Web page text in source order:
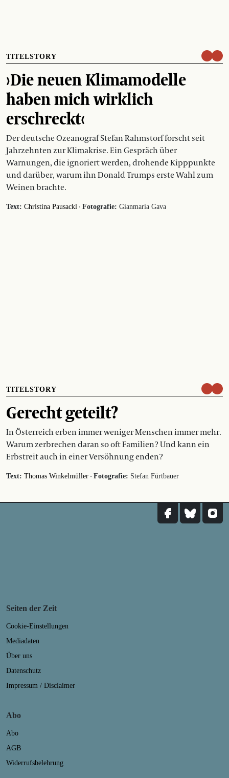
TITELSTORY
›Die neuen Klimamodelle
haben mich wirklich
erschreckt‹
Der deutsche Ozeanograf Stefan Rahmstorf forscht seit
Jahrzehnten zur Klimakrise. Ein Gespräch über
Warnungen, die ignoriert werden, drohende Kipppunkte
und darüber, warum ihn Donald Trumps erste Wahl zum
Weinen brachte.
Text: Christina Pausackl · Fotografie: Gianmaria Gava
TITELSTORY
Gerecht geteilt?
In Österreich erben immer weniger Menschen immer mehr.
Warum zerbrechen daran so oft Familien? Und kann ein
Erbstreit auch in einer Versöhnung enden?
Text: Thomas Winkelmüller · Fotografie: Stefan Fürtbauer
Seiten der Zeit
Cookie-Einstellungen
Mediadaten
Über uns
Datenschutz
Impressum / Disclaimer
Abo
Abo
AGB
Widerrufsbelehrung